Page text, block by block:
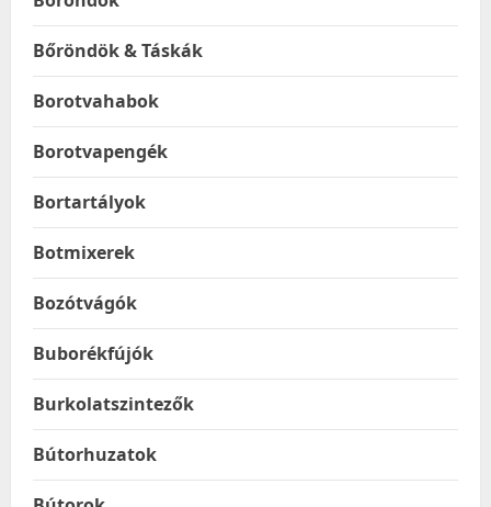
Bőröndök & Táskák
Borotvahabok
Borotvapengék
Bortartályok
Botmixerek
Bozótvágók
Buborékfújók
Burkolatszintezők
Bútorhuzatok